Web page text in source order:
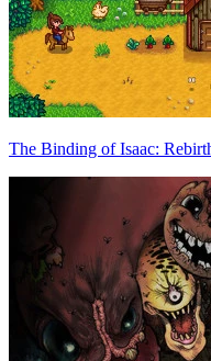
The Binding of Isaac: